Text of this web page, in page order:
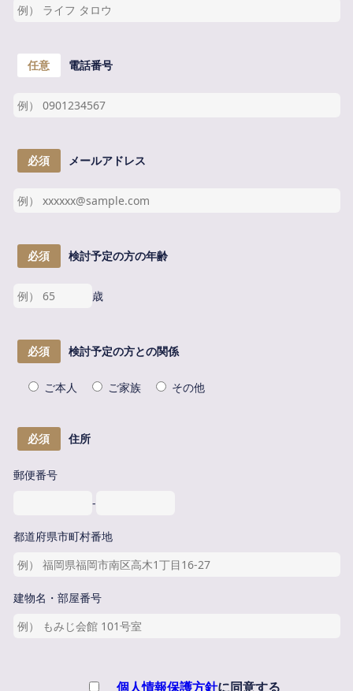
任意 電話番号
必須 メールアドレス
必須 検討予定の方の年齢
歳
必須 検討予定の方との関係
ご本人 ご家族 その他
必須 住所
郵便番号
-
都道府県市町村番地
建物名・部屋番号
個人情報保護方針に同意する